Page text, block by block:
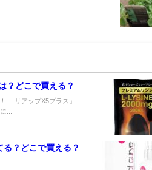
？どこで買える？
「リアップX5プラス」
...
？どこで買える？